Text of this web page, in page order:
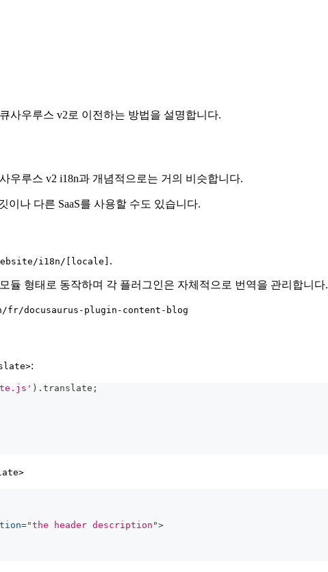
사우루스 v2로 이전하는 방법을 설명합니다.
우루스 v2 i18n과 개념적으로는 거의 비슷합니다.
이나 다른 SaaS를 사용할 수도 있습니다.
i18n/[locale] .
듈 형태로 동작하며 각 플러그인은 자체적으로 번역을 관리합니다.
fr/docusaurus-plugin-content-blog
:
) . translate ;
="the header description ">